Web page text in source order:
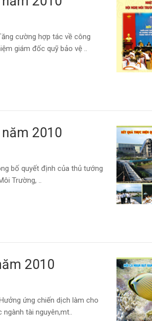
cường hợp tác về công
giám đốc quỹ bảo vệ ..
2010
bố quyết định của thủ tướng
Trường, ..
2010
ứng chiến dịch làm cho
tài nguyên,mt..